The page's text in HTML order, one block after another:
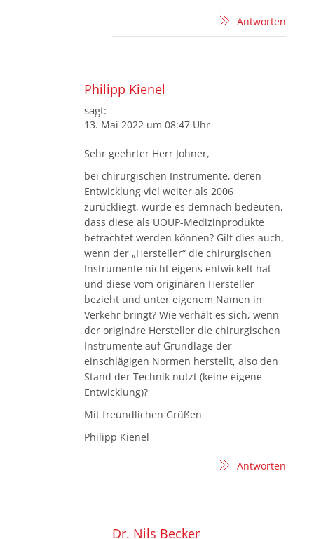
Antworten
Philipp Kienel
sagt:
13. Mai 2022 um 08:47 Uhr
Sehr geehrter Herr Johner,
bei chirurgischen Instrumente, deren
Entwicklung viel weiter als 2006
zurückliegt, würde es demnach bedeuten,
dass diese als UOUP-Medizinprodukte
betrachtet werden können? Gilt dies auch,
wenn der „Hersteller“ die chirurgischen
Instrumente nicht eigens entwickelt hat
und diese vom originären Hersteller
bezieht und unter eigenem Namen in
Verkehr bringt? Wie verhält es sich, wenn
der originäre Hersteller die chirurgischen
Instrumente auf Grundlage der
einschlägigen Normen herstellt, also den
Stand der Technik nutzt (keine eigene
Entwicklung)?
Mit freundlichen Grüßen
Philipp Kienel
Antworten
Dr. Nils Becker